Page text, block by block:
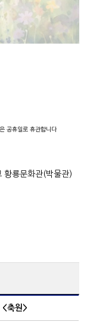
공휴일로 휴관합니다
황룡문화관(박물관)
<축원>